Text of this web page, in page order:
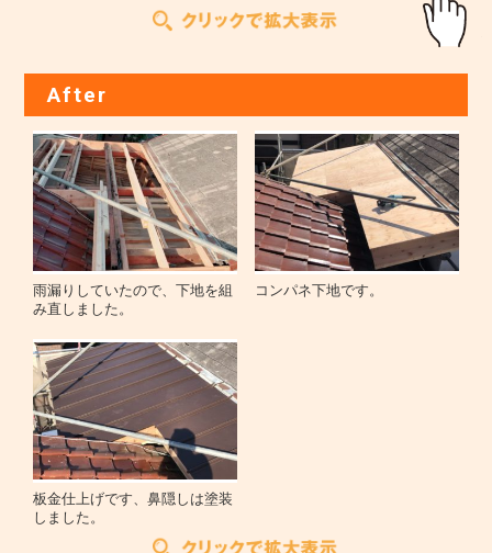
After
雨漏りしていたので、下地を組
み直しました。
コンパネ下地です。
板金仕上げです、鼻隠しは塗装
しました。